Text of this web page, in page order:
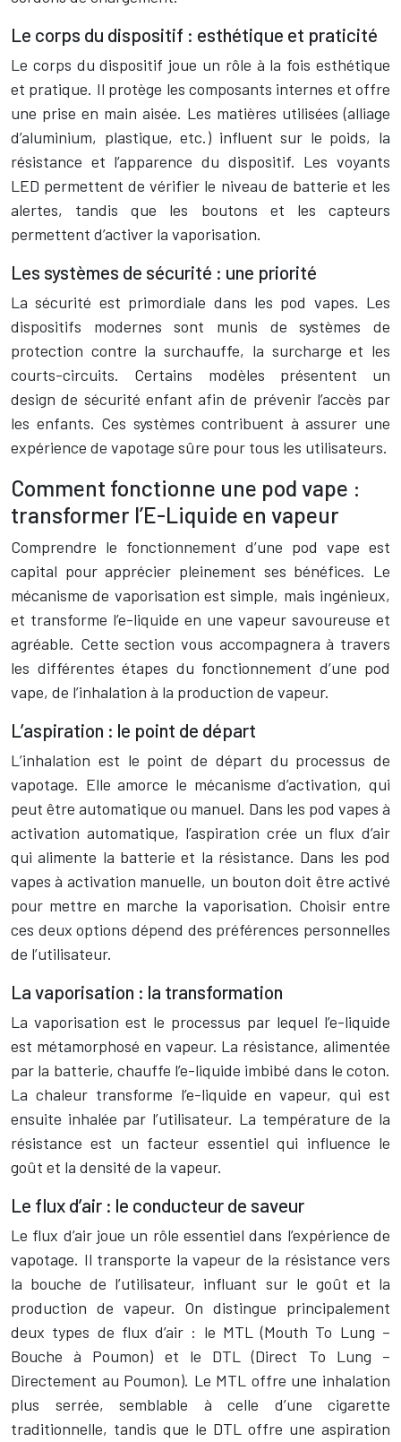
Le corps du dispositif : esthétique et praticité
Le corps du dispositif joue un rôle à la fois esthétique
et pratique. Il protège les composants internes et offre
une prise en main aisée. Les matières utilisées (alliage
d’aluminium, plastique, etc.) influent sur le poids, la
résistance et l’apparence du dispositif. Les voyants
LED permettent de vérifier le niveau de batterie et les
alertes, tandis que les boutons et les capteurs
permettent d’activer la vaporisation.
Les systèmes de sécurité : une priorité
La sécurité est primordiale dans les pod vapes. Les
dispositifs modernes sont munis de systèmes de
protection contre la surchauffe, la surcharge et les
courts-circuits. Certains modèles présentent un
design de sécurité enfant afin de prévenir l’accès par
les enfants. Ces systèmes contribuent à assurer une
expérience de vapotage sûre pour tous les utilisateurs.
Comment fonctionne une pod vape :
transformer l’E-Liquide en vapeur
Comprendre le fonctionnement d’une pod vape est
capital pour apprécier pleinement ses bénéfices. Le
mécanisme de vaporisation est simple, mais ingénieux,
et transforme l’e-liquide en une vapeur savoureuse et
agréable. Cette section vous accompagnera à travers
les différentes étapes du fonctionnement d’une pod
vape, de l’inhalation à la production de vapeur.
L’aspiration : le point de départ
L’inhalation est le point de départ du processus de
vapotage. Elle amorce le mécanisme d’activation, qui
peut être automatique ou manuel. Dans les pod vapes à
activation automatique, l’aspiration crée un flux d’air
qui alimente la batterie et la résistance. Dans les pod
vapes à activation manuelle, un bouton doit être activé
pour mettre en marche la vaporisation. Choisir entre
ces deux options dépend des préférences personnelles
de l’utilisateur.
La vaporisation : la transformation
La vaporisation est le processus par lequel l’e-liquide
est métamorphosé en vapeur. La résistance, alimentée
par la batterie, chauffe l’e-liquide imbibé dans le coton.
La chaleur transforme l’e-liquide en vapeur, qui est
ensuite inhalée par l’utilisateur. La température de la
résistance est un facteur essentiel qui influence le
goût et la densité de la vapeur.
Le flux d’air : le conducteur de saveur
Le flux d’air joue un rôle essentiel dans l’expérience de
vapotage. Il transporte la vapeur de la résistance vers
la bouche de l’utilisateur, influant sur le goût et la
production de vapeur. On distingue principalement
deux types de flux d’air : le MTL (Mouth To Lung –
Bouche à Poumon) et le DTL (Direct To Lung –
Directement au Poumon). Le MTL offre une inhalation
plus serrée, semblable à celle d’une cigarette
traditionnelle, tandis que le DTL offre une aspiration